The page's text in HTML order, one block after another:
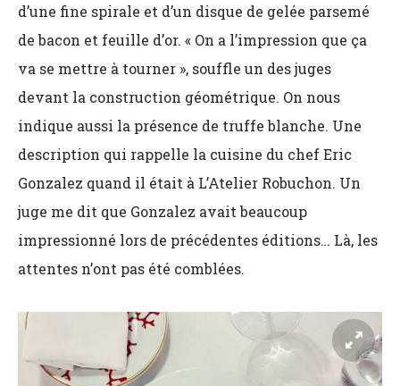
d’une fine spirale et d’un disque de gelée parsemé
de bacon et feuille d’or. « On a l’impression que ça
va se mettre à tourner », souffle un des juges
devant la construction géométrique. On nous
indique aussi la présence de truffe blanche. Une
description qui rappelle la cuisine du chef Eric
Gonzalez quand il était à L’Atelier Robuchon. Un
juge me dit que Gonzalez avait beaucoup
impressionné lors de précédentes éditions… Là, les
attentes n’ont pas été comblées.